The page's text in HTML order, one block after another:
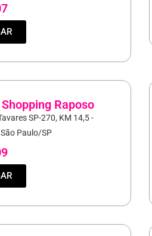
Raposo
SP-270, KM 14,5 -
Paulo/SP